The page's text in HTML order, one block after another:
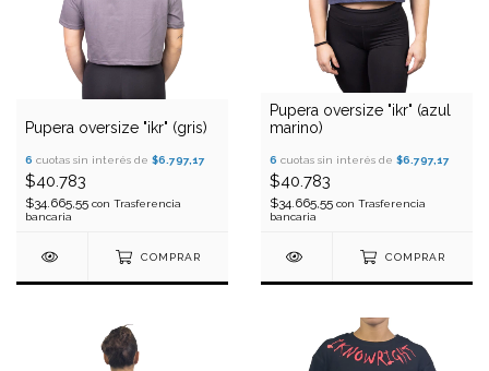
Pupera oversize "ikr" (gris)
6 cuotas sin interés de $6.797,17
$40.783
$34.665,55 con Trasferencia
bancaria
COMPRAR
Pupera oversize "ikr" (azul
marino)
6 cuotas sin interés de $6.797,17
$40.783
$34.665,55 con Trasferencia
bancaria
COMPRAR